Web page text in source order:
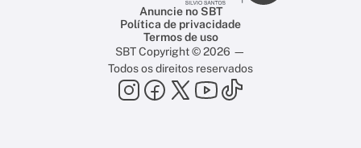
Anuncie no SBT
Política de privacidade
Termos de uso
SBT Copyright © 2026 —
Todos os direitos reservados